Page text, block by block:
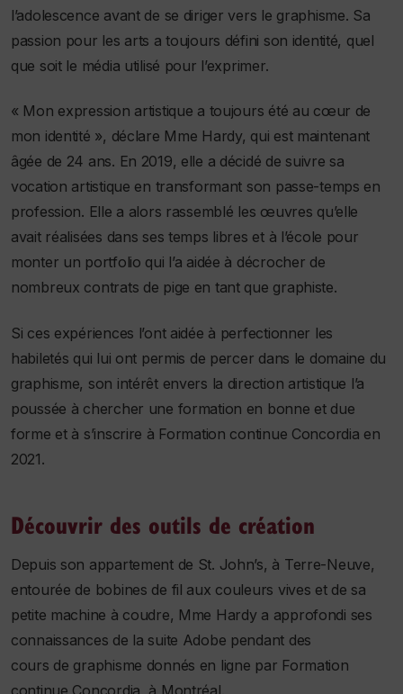
l’adolescence avant de se diriger vers le graphisme. Sa
passion pour les arts a toujours défini son identité, quel
que soit le média utilisé pour l’exprimer.
« Mon expression artistique a toujours été au cœur de
mon identité », déclare Mme Hardy, qui est maintenant
âgée de 24 ans. En 2019, elle a décidé de suivre sa
vocation artistique en transformant son passe-temps en
profession. Elle a alors rassemblé les œuvres qu’elle
avait réalisées dans ses temps libres et à l’école pour
monter un portfolio qui l’a aidée à décrocher de
nombreux contrats de pige en tant que graphiste.
Si ces expériences l’ont aidée à perfectionner les
habiletés qui lui ont permis de percer dans le domaine du
graphisme, son intérêt envers la direction artistique l’a
poussée à chercher une formation en bonne et due
forme et à s’inscrire à Formation continue Concordia en
2021.
Découvrir des outils de création
Depuis son appartement de St. John’s, à Terre-Neuve,
entourée de bobines de fil aux couleurs vives et de sa
petite machine à coudre, Mme Hardy a approfondi ses
connaissances de la suite Adobe pendant des
cours de graphisme donnés en ligne par Formation
continue Concordia, à Montréal.